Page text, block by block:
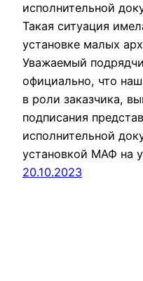
исполнительной
Такая ситуация
установке малых
Уважаемый
официально, что
в роли заказчика,
подписания
исполнительной
установкой МАФ на
20.10.2023